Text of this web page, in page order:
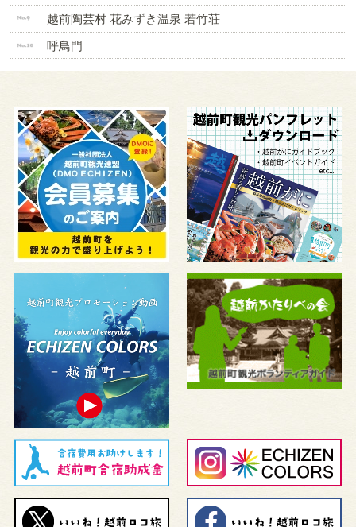
越前陶芸村 花みずき温泉 若竹荘
呼鳥門